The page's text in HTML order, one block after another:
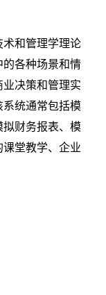
术和管理学理论
的各种场景和情
决策和管理实
系统通常包括模
财务报表、模
堂教学、企业